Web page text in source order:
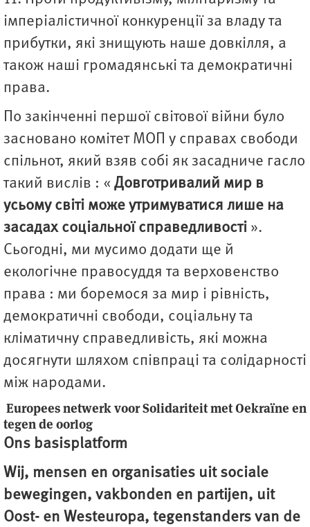
імперіалістичної конкуренції за владу та
прибутки, які знищують наше довкілля, а
також наші громадянські та демократичні
права.
По закінченні першої світової війни було
засновано комітет МОП у справах свободи
спільнот, який взяв собі як засадниче гасло
такий вислів : « Довготривалий мир в
усьому світі може утримуватися лише на
засадах соціальної справедливості ».
Сьогодні, ми мусимо додати ще й
екологічне правосуддя та верховенство
права : ми боремося за мир і рівність,
демократичні свободи, соціальну та
кліматичну справедливість, які можна
досягнути шляхом співпраці та солідарності
між народами.
Europees netwerk voor Solidariteit met Oekraïne en
tegen de oorlog
Ons basisplatform
Wij, mensen en organisaties uit sociale
bewegingen, vakbonden en partijen, uit
Oost- en Westeuropa, tegenstanders van de